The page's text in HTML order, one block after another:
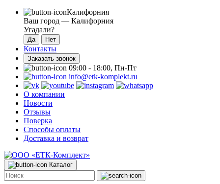
Калифорния
Ваш город — Калифорния
Угадали?
Контакты
Заказать звонок
09:00 - 18:00, Пн-Пт
info@etk-komplekt.ru
О компании
Новости
Отзывы
Поверка
Способы оплаты
Доставка и возврат
Каталог